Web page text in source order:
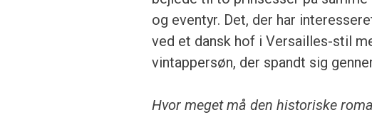
og eventyr. Det, der har
ved et dansk hof i Versailles-stil
vintappersøn, der spandt sig
Hvor meget må den historiske